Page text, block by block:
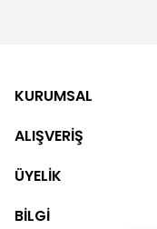
KURUMSAL
ALIŞVERİŞ
ÜYELİK
BİLGİ